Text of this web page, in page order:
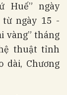
Huế” ngày
từ ngày 15 -
vàng” tháng
thuật tỉnh
dài, Chương